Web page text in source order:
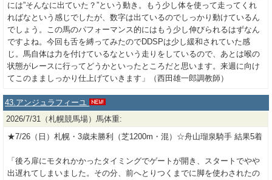
には”そんなに出ていた？”という動き。もう少し体を使って走ってくれ
ればなという感じでしたが、数字は出ているのでしっかり動けているん
でしょう。この馬のパフォーマンス的にはもう少し伸びられるはずなん
ですよね。今回も舌を縛ってみたのでDDSPは少し緩和されていた感
じ。馬自体は力を付けているなという走りをしているので、あとは喉の
状態がレースに行ってどうかといったところだと思います。来週に向け
てこのまましっかり仕上げていきます」（西田雄一郎調教師）
43.アンジュラフィーユ
2026/7/31（札幌競馬場）馬体重:
★7/26（日）札幌・3歳未勝利（芝1200m・混）☆舟山瑠泉騎手 結果5着
「後ろ扉にモタれかかったタイミングでゲートが開き、スタートでやや
出遅れてしまいました。その分、前へとりつくまでに脚を使わされたの